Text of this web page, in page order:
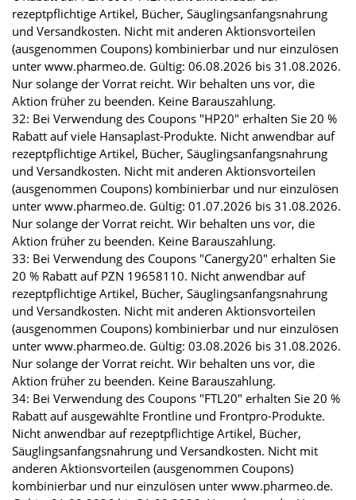
rezeptpflichtige Artikel, Bücher, Säuglingsanfangsnahrung
und Versandkosten. Nicht mit anderen Aktionsvorteilen
(ausgenommen Coupons) kombinierbar und nur einzulösen
unter www.pharmeo.de. Gültig: 06.08.2026 bis 31.08.2026.
Nur solange der Vorrat reicht. Wir behalten uns vor, die
Aktion früher zu beenden. Keine Barauszahlung.
32: Bei Verwendung des Coupons "HP20" erhalten Sie 20 %
Rabatt auf viele Hansaplast-Produkte. Nicht anwendbar auf
rezeptpflichtige Artikel, Bücher, Säuglingsanfangsnahrung
und Versandkosten. Nicht mit anderen Aktionsvorteilen
(ausgenommen Coupons) kombinierbar und nur einzulösen
unter www.pharmeo.de. Gültig: 01.07.2026 bis 31.08.2026.
Nur solange der Vorrat reicht. Wir behalten uns vor, die
Aktion früher zu beenden. Keine Barauszahlung.
33: Bei Verwendung des Coupons "Canergy20" erhalten Sie
20 % Rabatt auf PZN 19658110. Nicht anwendbar auf
rezeptpflichtige Artikel, Bücher, Säuglingsanfangsnahrung
und Versandkosten. Nicht mit anderen Aktionsvorteilen
(ausgenommen Coupons) kombinierbar und nur einzulösen
unter www.pharmeo.de. Gültig: 03.08.2026 bis 31.08.2026.
Nur solange der Vorrat reicht. Wir behalten uns vor, die
Aktion früher zu beenden. Keine Barauszahlung.
34: Bei Verwendung des Coupons "FTL20" erhalten Sie 20 %
Rabatt auf ausgewählte Frontline und Frontpro-Produkte.
Nicht anwendbar auf rezeptpflichtige Artikel, Bücher,
Säuglingsanfangsnahrung und Versandkosten. Nicht mit
anderen Aktionsvorteilen (ausgenommen Coupons)
kombinierbar und nur einzulösen unter www.pharmeo.de.